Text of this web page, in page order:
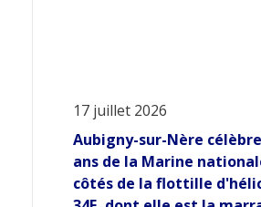
17 juillet 2026
Aubigny-sur-Nère
ans de la Marine
côtés de la flottille